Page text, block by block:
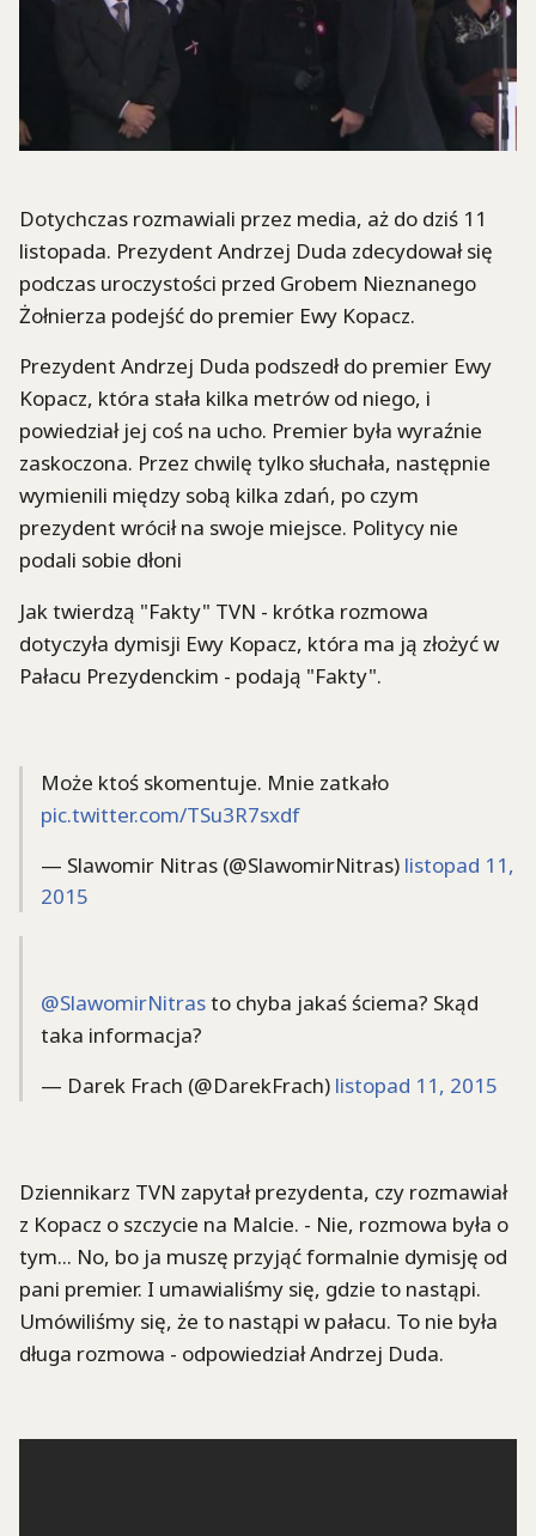
Dotychczas rozmawiali przez media, aż do dziś 11
listopada. Prezydent Andrzej Duda zdecydował się
podczas uroczystości przed Grobem Nieznanego
Żołnierza podejść do premier Ewy Kopacz.
Prezydent Andrzej Duda podszedł do premier Ewy
Kopacz, która stała kilka metrów od niego, i
powiedział jej coś na ucho. Premier była wyraźnie
zaskoczona. Przez chwilę tylko słuchała, następnie
wymienili między sobą kilka zdań, po czym
prezydent wrócił na swoje miejsce. Politycy nie
podali sobie dłoni
Jak twierdzą "Fakty" TVN - krótka rozmowa
dotyczyła dymisji Ewy Kopacz, która ma ją złożyć w
Pałacu Prezydenckim - podają "Fakty".
Może ktoś skomentuje. Mnie zatkało
pic.twitter.com/TSu3R7sxdf
— Slawomir Nitras (@SlawomirNitras) listopad 11,
2015
@SlawomirNitrasto chyba jakaś ściema? Skąd
taka informacja?
— Darek Frach (@DarekFrach) listopad 11, 2015
Dziennikarz TVN zapytał prezydenta, czy rozmawiał
z Kopacz o szczycie na Malcie. - Nie, rozmowa była o
tym... No, bo ja muszę przyjąć formalnie dymisję od
pani premier. I umawialiśmy się, gdzie to nastąpi.
Umówiliśmy się, że to nastąpi w pałacu. To nie była
długa rozmowa - odpowiedział Andrzej Duda.